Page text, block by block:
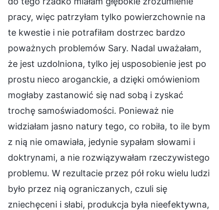
pracy, więc patrzyłam tylko powierzchownie na
te kwestie i nie potrafiłam dostrzec bardzo
poważnych problemów Sary. Nadal uważałam,
że jest uzdolniona, tylko jej usposobienie jest po
prostu nieco aroganckie, a dzięki omówieniom
mogłaby zastanowić się nad sobą i zyskać
trochę samoświadomości. Ponieważ nie
widziałam jasno natury tego, co robiła, to ile bym
z nią nie omawiała, jedynie sypałam słowami i
doktrynami, a nie rozwiązywałam rzeczywistego
problemu. W rezultacie przez pół roku wielu ludzi
było przez nią ograniczanych, czuli się
zniechęceni i słabi, produkcja była nieefektywna,